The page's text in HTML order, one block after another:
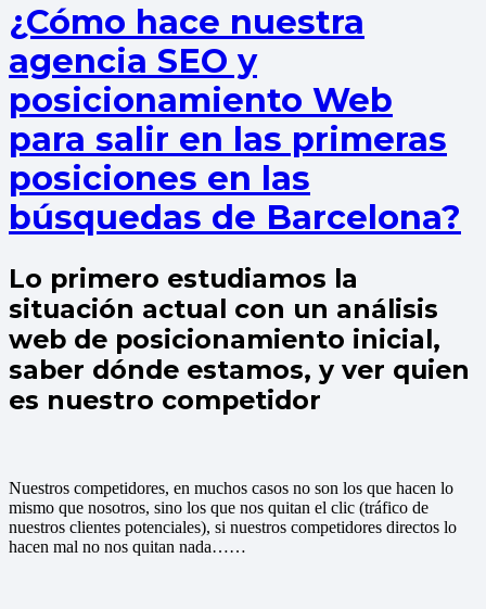
¿Cómo hace nuestra
agencia SEO y
posicionamiento Web
para salir en las primeras
posiciones en las
búsquedas de Barcelona?
Lo primero estudiamos la
situación actual con un análisis
web de posicionamiento inicial,
saber dónde estamos, y ver quien
es nuestro competidor
Nuestros competidores, en muchos casos no son los que hacen lo
mismo que nosotros, sino los que nos quitan el clic (tráfico de
nuestros clientes potenciales), si nuestros competidores directos lo
hacen mal no nos quitan nada……